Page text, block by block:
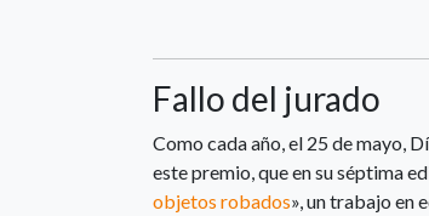
Fallo del jurado
Como cada año, el 25 de mayo,
este premio, que en su séptima
objetos robados», un trabajo en